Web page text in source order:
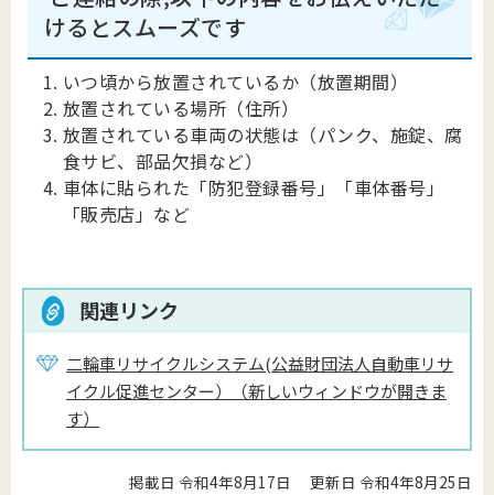
けるとスムーズです
いつ頃から放置されているか（放置期間）
放置されている場所（住所）
放置されている車両の状態は（パンク、施錠、腐
食サビ、部品欠損など）
車体に貼られた「防犯登録番号」「車体番号」
「販売店」など
関連リンク
二輪車リサイクルシステム(公益財団法人自動車リサ
イクル促進センター）（新しいウィンドウが開きま
す）
掲載日 令和4年8月17日 更新日 令和4年8月25日